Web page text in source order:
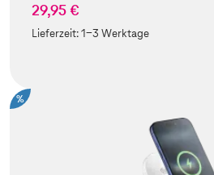
29,95 €
Lieferzeit:1-3 Werktage
%